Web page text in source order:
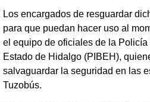
Los encargados de resguardar
para que puedan hacer uso al
el equipo de oficiales de la Policía
Estado de Hidalgo (PIBEH),
salvaguardar la seguridad en las
Tuzobús.